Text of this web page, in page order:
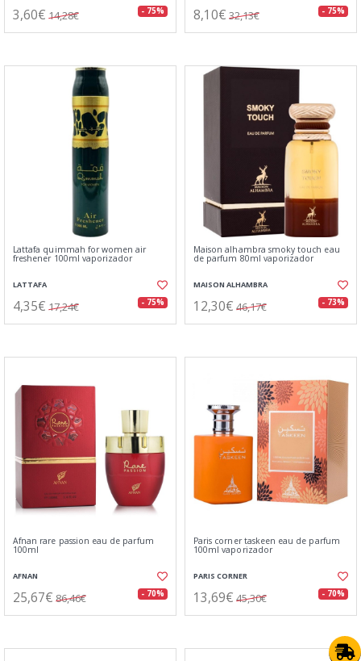
3,60€ 14,28€ - 75% 8,10€ 32,13€ - 75%
Lattafa quimmah for women air
freshener 100ml vaporizador
LATTAFA
4,35€ 17,24€ - 75%
Maison alhambra smoky touch eau
de parfum 80ml vaporizador
MAISON ALHAMBRA
12,30€ 46,17€ - 73%
Afnan rare passion eau de parfum
100ml
AFNAN
25,67€ 86,46€ - 70%
Paris corner taskeen eau de parfum
100ml vaporizador
PARIS CORNER
13,69€ 45,30€ - 70%